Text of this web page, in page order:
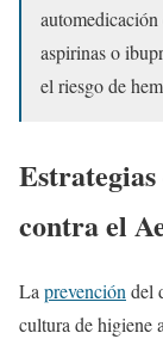
aspirinas o
el riesgo de
contra el
La prevención del
cultura de higiene